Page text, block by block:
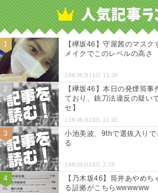
【欅坂46】守屋茜のマス
メイクでこのレベルの高さ
16年06月11日 11:39
【欅坂46】本日の発煙筒
ており、銃刀法違反の疑い
セ】
17年06月24日 11:45
小池美波、9thで選抜入り
る
19年09月16日 2:36
【乃木坂46】筒井あやめ
る証拠がこちらwwwwww